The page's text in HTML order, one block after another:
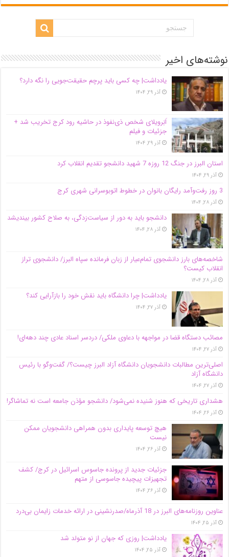
نوشته‌های اخیر
یادداشت| ‌چه کسی باید پرچم حقیقت‌جویی را نگه دارد؟
آذر ۲۹, ۱۴۰۴
اَبَر‌ویلای شخص ذی‌نفوذ در حاشیه‌ رود کرج تخریب شد +
جزئیات و فیلم
آذر ۲۹, ۱۴۰۴
استان البرز در جنگ 12 روزه 7 شهید دانشجو تقدیم انقلاب کرد
آذر ۲۹, ۱۴۰۴
3 روز رفت‌وآمد رایگان بانوان در خطوط اتوبوسرانی شهری کرج
آذر ۲۸, ۱۴۰۴
دانشجو باید به دور از سیاست‌زدگی، به صلاح کشور بیندیشد
آذر ۲۸, ۱۴۰۴
شاخصه‌های بارز دانشجوی تمام‌عیار از زبان فرمانده سپاه البرز/ دانشجوی تراز
انقلاب کیست؟
آذر ۲۸, ۱۴۰۴
یادداشت| چرا دانشگاه باید نقش خود را بازآرایی کند؟
آذر ۲۷, ۱۴۰۴
مصائب دستگاه قضا در مواجهه با دعاوی ملکی/ دردسر اسناد عادی چند‌ دهه‌ای!
آذر ۲۷, ۱۴۰۴
اصلی‌ترین مطالبات دانشجویان دانشگاه آزاد البرز چیست؟/ گفت‌وگو با رئیس
دانشگاه آز‌اد
آذر ۲۷, ۱۴۰۴
هشداری تاریخی که هنوز شنیده نمی‌شود/ دانشجو مؤذن جامعه است نه تماشاگر!
آذر ۲۶, ۱۴۰۴
هیچ توسعه پایداری بدون همراهی دانشجویان ممکن
نیست
آذر ۲۶, ۱۴۰۴
جزئیات جدید از پرونده جاسوس اسرائیل در کرج/‌ کشف
تجهیزات پیچیده جاسوسی از متهم
آذر ۲۶, ۱۴۰۴
عناوین روزنامه‌های البرز در ‌18 آذرماه/صدرنشینی در ارائه خدمات زایمان بی‌درد
آذر ۲۵, ۱۴۰۴
یادداشت| روزی که جهان از نو متولد شد
آذر ۲۵, ۱۴۰۴